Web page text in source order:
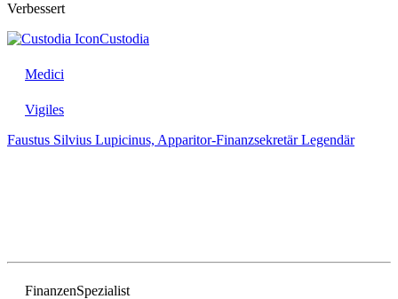
Verbessert
Custodia
Medici
Vigiles
Faustus Silvius Lupicinus, Apparitor-Finanzsekretär Legendär
FinanzenSpezialist